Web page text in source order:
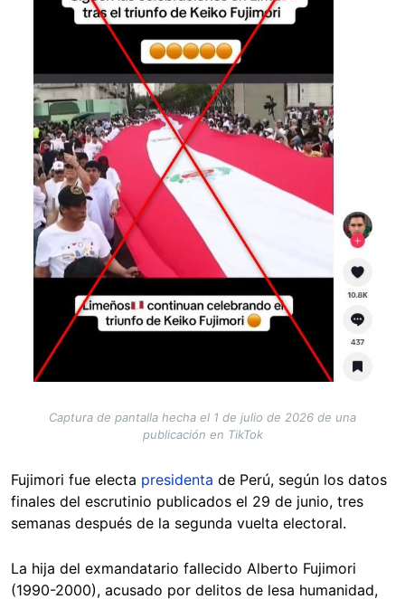
Captura de pantalla hecha el 1 de julio de 2026 de una
publicación en TikTok
Fujimori fue electa presidenta de Perú, según los datos
finales del escrutinio publicados el 29 de junio, tres
semanas después de la segunda vuelta electoral.
La hija del exmandatario fallecido Alberto Fujimori
(1990-2000), acusado por delitos de lesa humanidad,